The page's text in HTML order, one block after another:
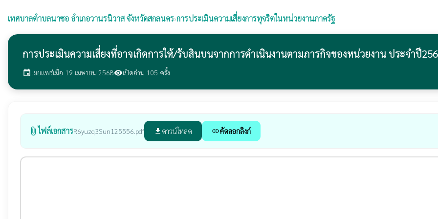
เทศบาลตำบลนาซอ อำเภอวานรนิวาส จังหวัดสกลนคร›การประเมินความเสี่ยงการทุจริตในหน่วยงานภาครัฐ
การประเมินความเสี่ยงที่อาจเกิดการให้/รับสินบนจากการดำเนินงานตามภารกิจของหน่วยงาน ประจำปี
eventเผยแพร่เมื่อ 19 เมษายน 2568visibilityเปิดอ่าน 105 ครั้ง
attach_file ไฟล์เอกสารR6yuzq3Sun125556.pdf file_download ดาวน์โหลด linkคัดลอกลิงก์